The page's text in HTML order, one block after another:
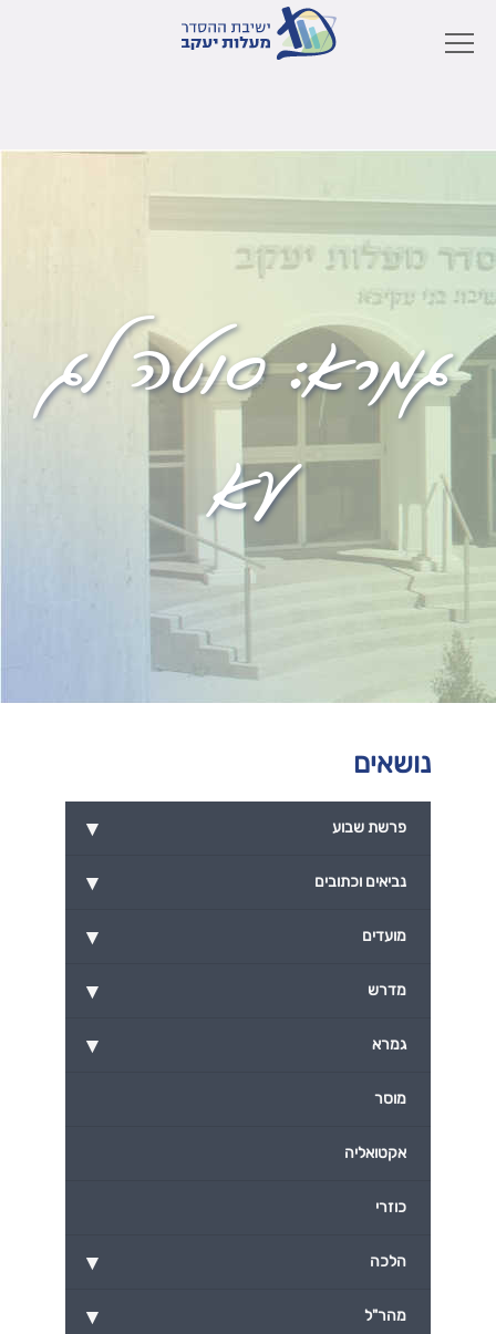
גמרא:סוטה לג
עא
נושאים
▾ פרשת שבוע
▾ נביאים וכתובים
▾ מועדים
▾ מדרש
▾ גמרא
מוסר
אקטואליה
כוזרי
▾ הלכה
▾ מהר"ל